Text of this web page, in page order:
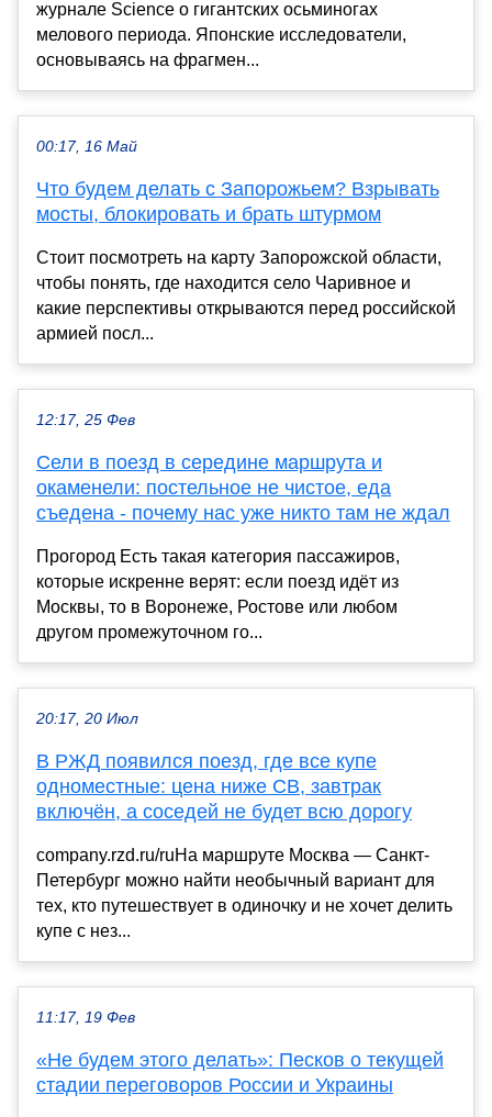
журнале Science о гигантских осьминогах
мелового периода. Японские исследователи,
основываясь на фрагмен...
00:17, 16 Май
Что будем делать с Запорожьем? Взрывать
мосты, блокировать и брать штурмом
Стоит посмотреть на карту Запорожской области,
чтобы понять, где находится село Чаривное и
какие перспективы открываются перед российской
армией посл...
12:17, 25 Фев
Сели в поезд в середине маршрута и
окаменели: постельное не чистое, еда
съедена - почему нас уже никто там не ждал
Прогород Есть такая категория пассажиров,
которые искренне верят: если поезд идёт из
Москвы, то в Воронеже, Ростове или любом
другом промежуточном го...
20:17, 20 Июл
В РЖД появился поезд, где все купе
одноместные: цена ниже СВ, завтрак
включён, а соседей не будет всю дорогу
company.rzd.ru/ruНа маршруте Москва — Санкт-
Петербург можно найти необычный вариант для
тех, кто путешествует в одиночку и не хочет делить
купе с нез...
11:17, 19 Фев
«Не будем этого делать»: Песков о текущей
стадии переговоров России и Украины